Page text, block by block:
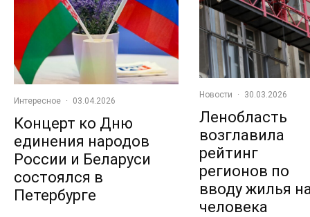
Интересное · 03.04.2026
Концерт ко Дню
единения народов
России и Беларуси
состоялся в
Петербурге
Новости · 30.03.2026
Ленобласть
возглавила
рейтинг
регионов по
вводу жилья
человека